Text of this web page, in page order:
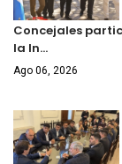
Concejales
la In…
Ago 06, 2026